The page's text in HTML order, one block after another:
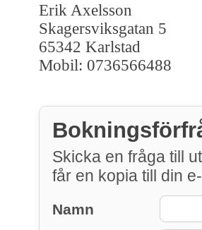
Erik Axelsson
Skagersviksgatan 5
65342 Karlstad
Mobil: 0736566488
Skicka en fråga till
får en kopia till din
Namn